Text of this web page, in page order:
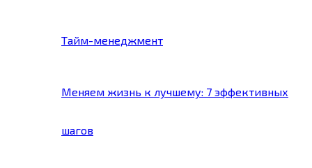
Тайм-менеджмент
Меняем жизнь к лучшему: 7 эффективных
шагов